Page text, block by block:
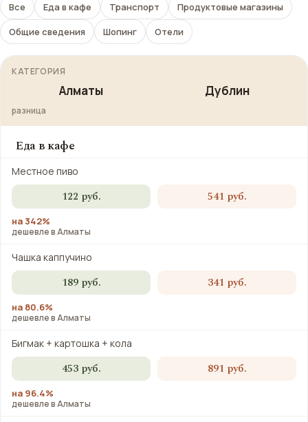
Все Еда в кафе Транспорт
Продуктовые магазины
Общие сведения
Шопинг Отели
КАТЕГОРИЯ
Алматы Дублин
разница
Еда в кафе
Местное пиво
122 руб. 541 руб.
на 342%
дешевле в Алматы
Чашка каппучино
189 руб. 341 руб.
на 80.6%
дешевле в Алматы
Бигмак + картошка + кола
453 руб. 891 руб.
на 96.4%
дешевле в Алматы